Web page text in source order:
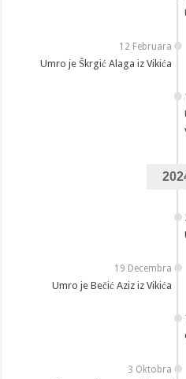
12 Februara
Umro je Škrgić Alaga iz Vikića
19 Decembra
Umro je Bečić Aziz iz Vikića
3 Oktobra